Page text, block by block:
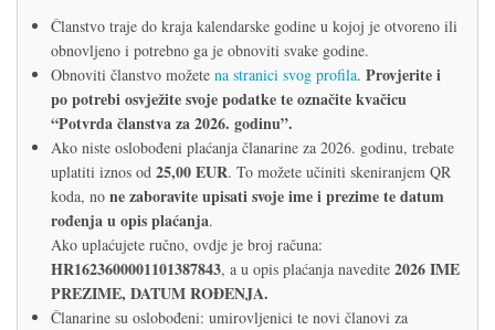
Članstvo traje do kraja kalendarske godine u kojoj je otvoreno ili
obnovljeno i potrebno ga je obnoviti svake godine.
Obnoviti članstvo možete na stranici svog profila. Provjerite i
po potrebi osvježite svoje podatke te označite kvačicu
“Potvrda članstva za 2026. godinu”.
Ako niste oslobođeni plaćanja članarine za 2026. godinu, trebate
uplatiti iznos od 25,00 EUR. To možete učiniti skeniranjem QR
koda, no ne zaboravite upisati svoje ime i prezime te datum
rođenja u opis plaćanja.
Ako uplaćujete ručno, ovdje je broj računa:
HR1623600001101387843, a u opis plaćanja navedite 2026 IME
PREZIME, DATUM ROĐENJA.
Članarine su oslobođeni: umirovljenici te novi članovi za